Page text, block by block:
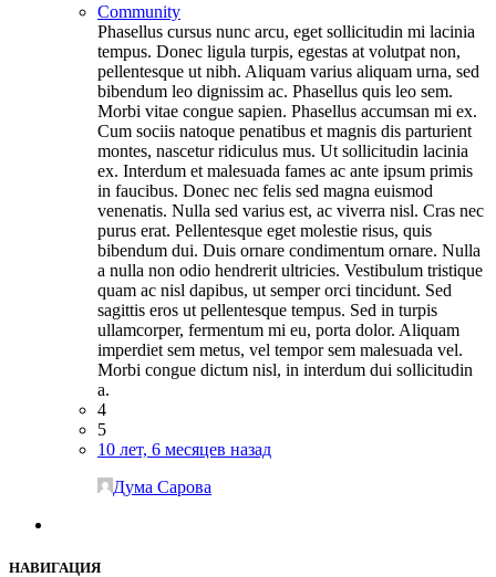
Community
Phasellus cursus nunc arcu, eget sollicitudin mi lacinia
tempus. Donec ligula turpis, egestas at volutpat non,
pellentesque ut nibh. Aliquam varius aliquam urna, sed
bibendum leo dignissim ac. Phasellus quis leo sem.
Morbi vitae congue sapien. Phasellus accumsan mi ex.
Cum sociis natoque penatibus et magnis dis parturient
montes, nascetur ridiculus mus. Ut sollicitudin lacinia
ex. Interdum et malesuada fames ac ante ipsum primis
in faucibus. Donec nec felis sed magna euismod
venenatis. Nulla sed varius est, ac viverra nisl. Cras nec
purus erat. Pellentesque eget molestie risus, quis
bibendum dui. Duis ornare condimentum ornare. Nulla
a nulla non odio hendrerit ultricies. Vestibulum tristique
quam ac nisl dapibus, ut semper orci tincidunt. Sed
sagittis eros ut pellentesque tempus. Sed in turpis
ullamcorper, fermentum mi eu, porta dolor. Aliquam
imperdiet sem metus, vel tempor sem malesuada vel.
Morbi congue dictum nisl, in interdum dui sollicitudin
a.
4
5
10 лет, 6 месяцев назад
Дума Сарова
НАВИГАЦИЯ